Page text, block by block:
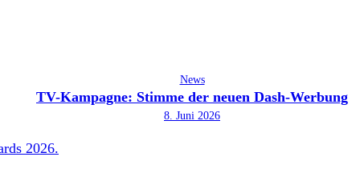
News
TV-Kampagne: Stimme der neuen Dash-Werbung
8. Juni 2026